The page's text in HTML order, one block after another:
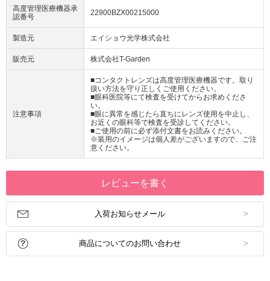
高度管理医療機器承
認番号
22900BZX00215000
製造元 エイショウ光学株式会社
販売元 株式会社T-Garden
注意事項
■コンタクトレンズは高度管理医療機器です。取り
扱い方法を守り正しくご使用ください。
■眼科医院等にて検査を受けてからお求めくださ
い。
■眼に異常を感じたら直ちにレンズ使用を中止し、
お近くの眼科等で検査を受診してください。
■ご使用の前に必ず添付文書をお読みください。
※装用のイメージは個人差がございますので、ご注
意ください。
レビューを書く
入荷お知らせメール
商品についてのお問い合わせ